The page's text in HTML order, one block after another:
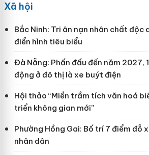
Xã hội
Bắc Ninh: Tri ân nạn nhân chất độc
điển hình tiêu biểu
Đà Nẵng: Phấn đấu đến năm 2027,
động ở đô thị là xe buýt điện
Hội thảo “Miền trầm tích văn hoá
triển không gian mới”
Phường Hồng Gai: Bố trí 7 điểm đỗ
nhân dân